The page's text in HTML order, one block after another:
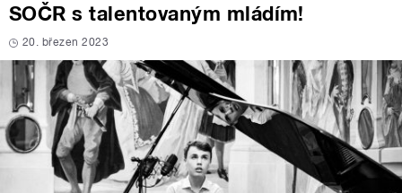
SOČR s talentovaným mládím!
20. březen 2023